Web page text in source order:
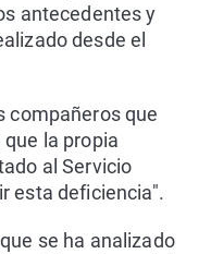
antecedentes y
desde el
compañeros que
la propia
al Servicio
esta deficiencia".
se ha analizado